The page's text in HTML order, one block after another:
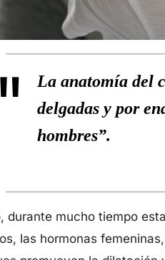
"
La anatomía del
delgadas y por
hombres”.
durante mucho tiempo
las hormonas